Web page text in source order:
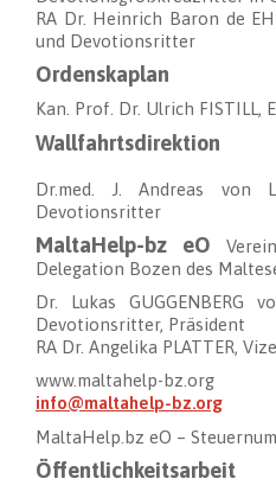
RA Dr. Heinrich Baron de
und Devotionsritter
Ordenskaplan
Kan. Prof. Dr. Ulrich FISTILL,
Wallfahrtsdirektion
Dr.med. J. Andreas von
Devotionsritter
MaltaHelp-bz eO
Delegation Bozen des
Dr. Lukas GUGGENBERG
Devotionsritter, Präsident
RA Dr. Angelika PLATTER,
www.maltahelp-bz.org
info@maltahelp-bz.org
MaltaHelp.bz eO –
Öffentlichkeitsarbeit